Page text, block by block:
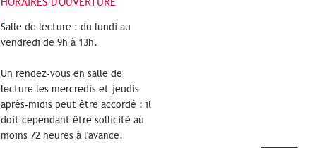
Salle de lecture : du lundi au
vendredi de 9h à 13h.
Un rendez-vous en salle de
lecture les mercredis et jeudis
après-midis peut être accordé : il
doit cependant être sollicité au
moins 72 heures à l'avance.